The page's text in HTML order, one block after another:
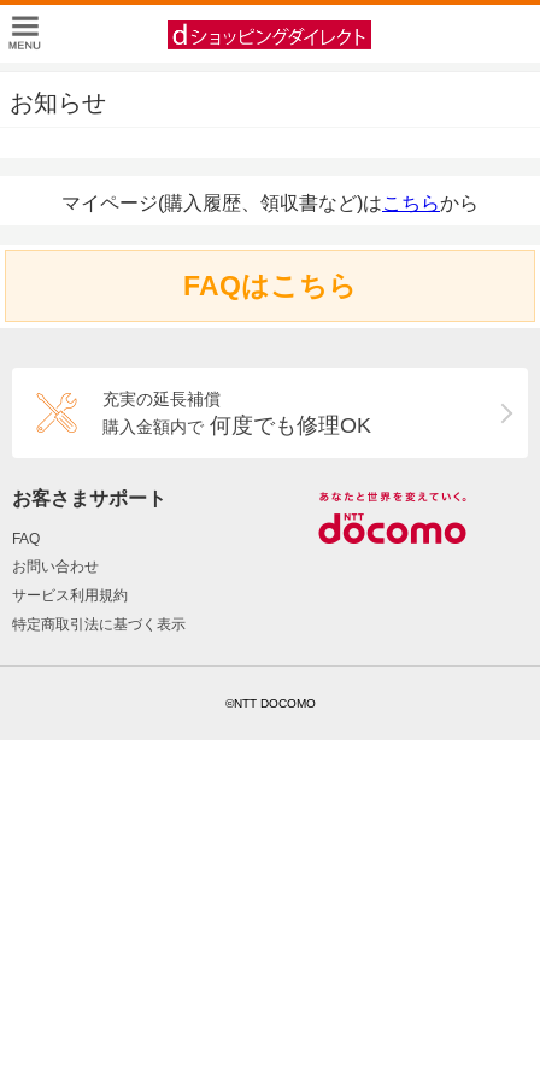
お知らせ
マイページ(購入履歴、領収書など)はこちらから
FAQはこちら
充実の延長補償
購入金額内で 何度でも修理OK
お客さまサポート
FAQ
お問い合わせ
サービス利用規約
特定商取引法に基づく表示
©NTT DOCOMO